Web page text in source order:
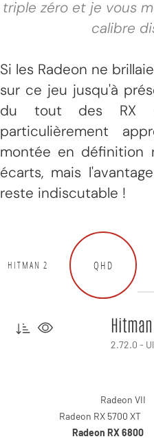
triple zéro et je vous
calibre
Si les Radeon ne
sur ce jeu jusqu'à
du tout des RX
particulièrement
montée en définition
écarts, mais
reste indiscutable !